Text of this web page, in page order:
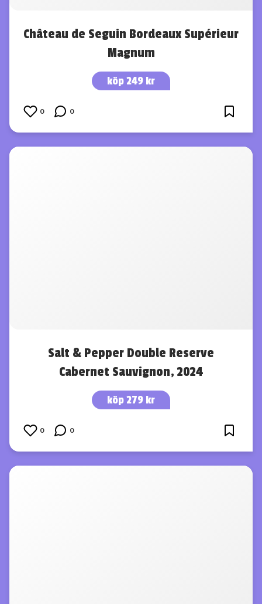
Château de Seguin Bordeaux Supérieur
Magnum
köp 249 kr
0 0
Salt & Pepper Double Reserve
Cabernet Sauvignon, 2024
köp 279 kr
0 0